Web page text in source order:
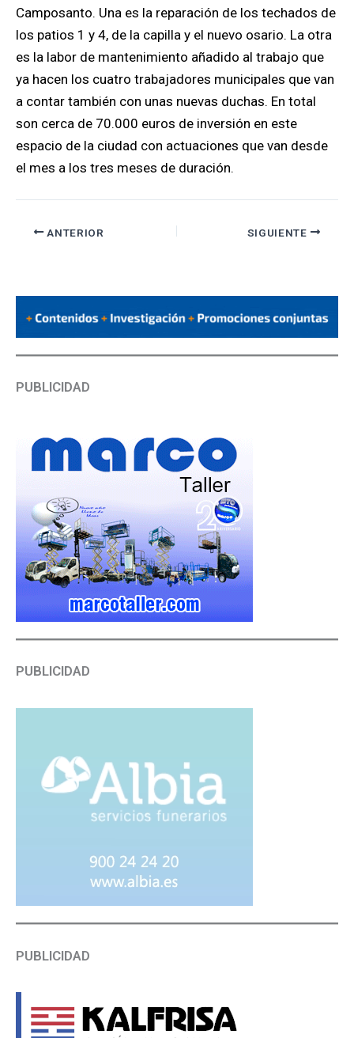
Camposanto. Una es la reparación de los techados de
los patios 1 y 4, de la capilla y el nuevo osario. La otra
es la labor de mantenimiento añadido al trabajo que
ya hacen los cuatro trabajadores municipales que van
a contar también con unas nuevas duchas. En total
son cerca de 70.000 euros de inversión en este
espacio de la ciudad con actuaciones que van desde
el mes a los tres meses de duración.
ANTERIOR SIGUIENTE
PUBLICIDAD
PUBLICIDAD
PUBLICIDAD